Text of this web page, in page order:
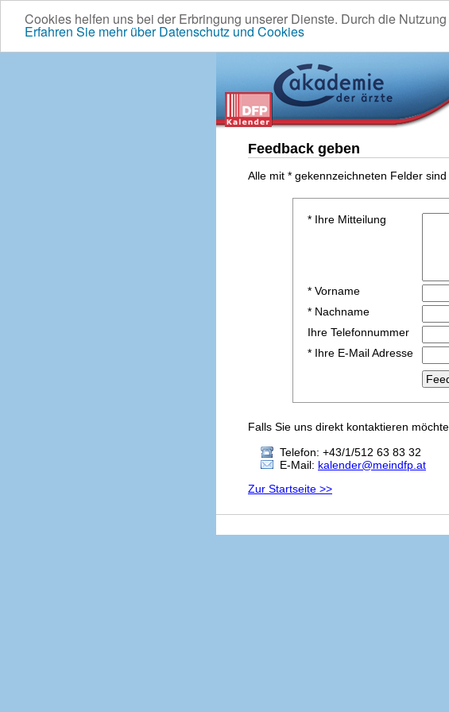
Cookies helfen uns bei der Erbringung unserer Dienste. Durch die
Erfahren Sie mehr über Datenschutz und Cookies
Feedback geben
Alle mit * gekennzeichneten Felder sind
* Ihre Mitteilung
* Vorname
* Nachname
Ihre Telefonnummer
* Ihre E-Mail Adresse
Falls Sie uns direkt kontaktieren
Telefon: +43/1/512 63 83 32
E-Mail: kalender@meindfp.at
Zur Startseite >>